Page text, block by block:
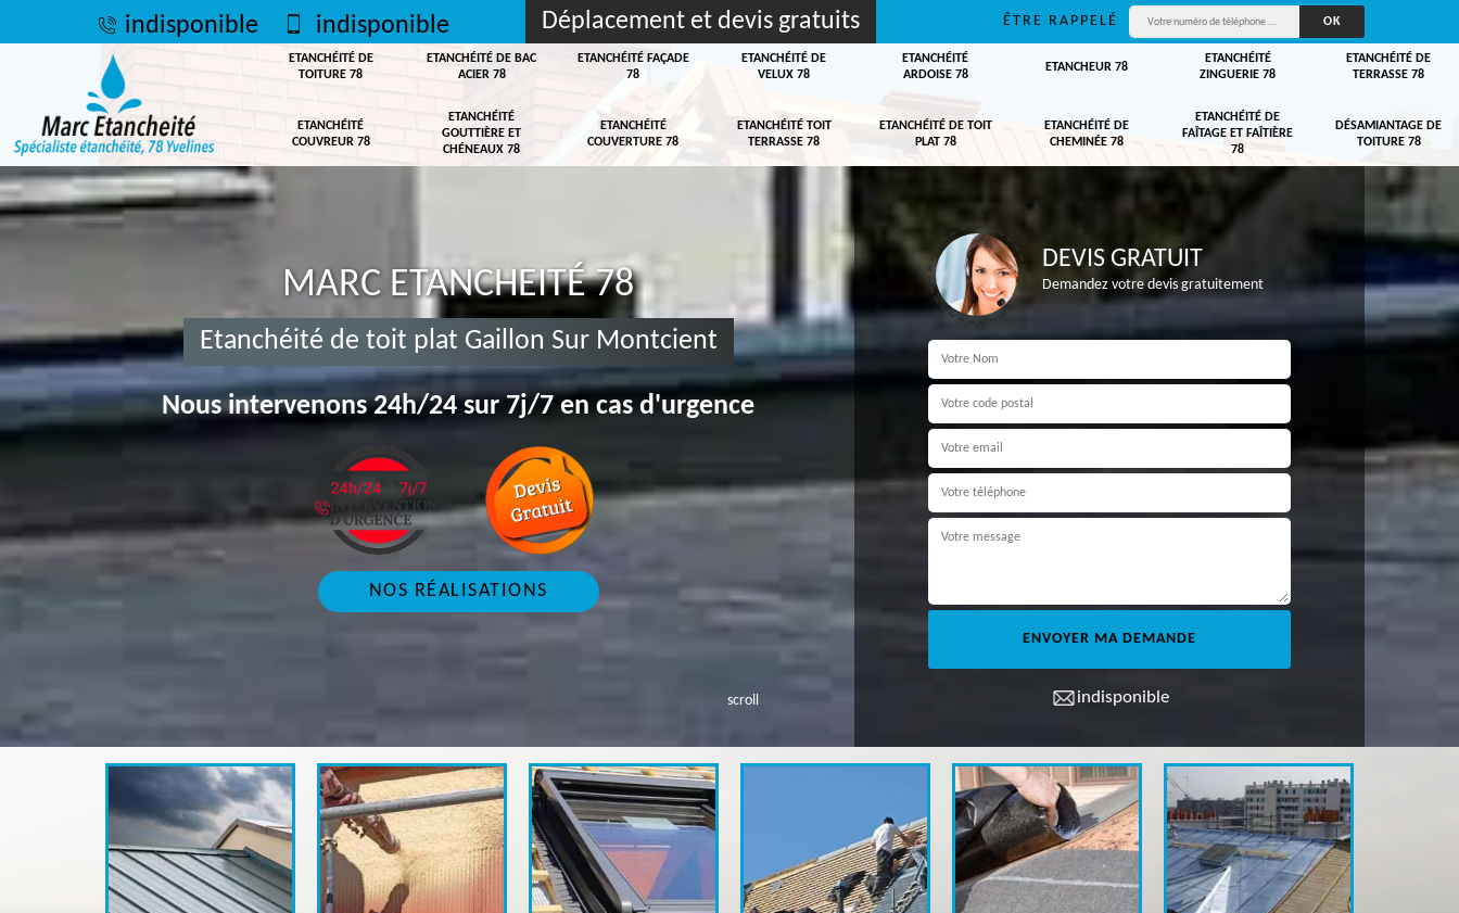
indisponible indisponible Déplacement et devis gratuits ÊTRE RAPPELÉ
ETANCHÉITÉ DE
TOITURE 78
ETANCHÉITÉ DE BAC
ACIER 78
ETANCHÉITÉ FAÇADE
78
ETANCHÉITÉ DE
VELUX 78
ETANCHÉITÉ
ARDOISE 78
ETANCHEUR 78
ETANCHÉITÉ
ZINGUERIE 78
ETANCHÉITÉ DE
TERRASSE 78
ETANCHÉITÉ
COUVREUR 78
ETANCHÉITÉ
GOUTTIÈRE ET
CHÉNEAUX 78
ETANCHÉITÉ
COUVERTURE 78
ETANCHÉITÉ TOIT
TERRASSE 78
ETANCHÉITÉ DE TOIT
PLAT 78
ETANCHÉITÉ DE
CHEMINÉE 78
ETANCHÉITÉ DE
FAÎTAGE ET FAÎTIÈRE
78
DÉSAMIANTAGE DE
TOITURE 78
scroll
MARC ETANCHEITÉ 78
Etanchéité de toit plat Gaillon Sur Montcient
Nous intervenons 24h/24 sur 7j/7 en cas d'urgence
NOS RÉALISATIONS
DEVIS GRATUIT
Demandez votre devis gratuitement
indisponible